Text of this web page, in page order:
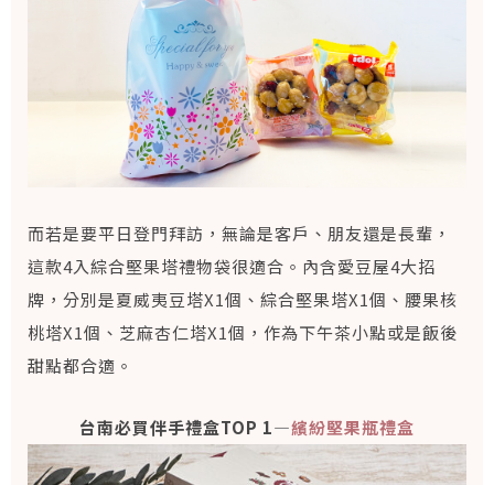
而若是要平日登門拜訪，無論是客戶、朋友還是長輩，
這款4入綜合堅果塔禮物袋很適合。內含愛豆屋4大招
牌，分別是夏威夷豆塔X1個、綜合堅果塔X1個、腰果核
桃塔X1個、芝麻杏仁塔X1個，作為下午茶小點或是飯後
甜點都合適。
台南必買伴手禮盒TOP 1—繽紛堅果瓶禮盒